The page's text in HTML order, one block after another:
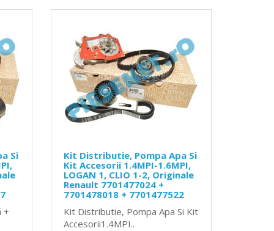
Si
+
Kit Distributie, Pompa Apa Si
Kit Accesorii 1.4MPI-1.6MPI,
LOGAN 1, CLIO 1-2, Originale
Renault 7701477024 +
7701478018 + 7701477522
Kit Distributie, Pompa Apa Si Kit
Accesorii1.4MPI..